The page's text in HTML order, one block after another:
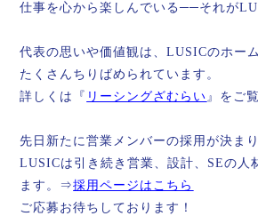
仕事を心から楽しんでいる──それが
代表の思いや価値観は、LUSICのホー
たくさんちりばめられています。
詳しくは『 リーシングざむらい』をご
先日新たに営業メンバーの採用が決まり
LUSICは引き続き営業、設計、SEの人
ます。⇒採用ページはこちら
ご応募お待ちしております！